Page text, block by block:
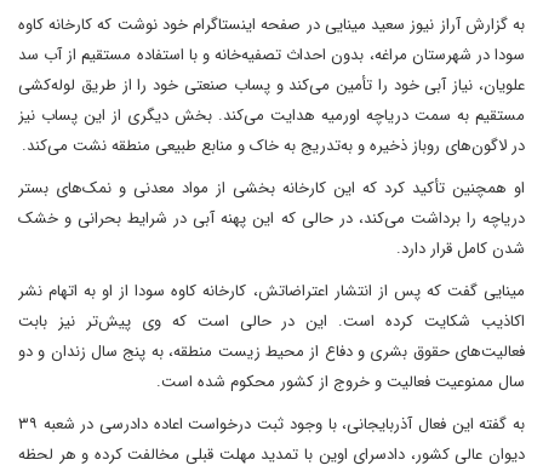
به گزارش آراز نیوز سعید مینایی در صفحه اینستاگرام خود نوشت که کارخانه کاوه
سودا در شهرستان مراغه، بدون احداث تصفیه‌خانه و با استفاده مستقیم از آب سد
علویان، نیاز آبی خود را تأمین می‌کند و پساب صنعتی خود را از طریق لوله‌کشی
مستقیم به سمت دریاچه اورمیه هدایت می‌کند. بخش دیگری از این پساب نیز
در لاگون‌های روباز ذخیره و به‌تدریج به خاک و منابع طبیعی منطقه نشت می‌کند.
او همچنین تأکید کرد که این کارخانه بخشی از مواد معدنی و نمک‌های بستر
دریاچه را برداشت می‌کند، در حالی که این پهنه آبی در شرایط بحرانی و خشک
شدن کامل قرار دارد.
مینایی گفت که پس از انتشار اعتراضاتش، کارخانه کاوه سودا از او به اتهام نشر
اکاذیب شکایت کرده است. این در حالی است که وی پیش‌تر نیز بابت
فعالیت‌های حقوق بشری و دفاع از محیط زیست منطقه، به پنج سال زندان و دو
سال ممنوعیت فعالیت و خروج از کشور محکوم شده است.
به گفته این فعال آذربایجانی، با وجود ثبت درخواست اعاده دادرسی در شعبه ۳۹
دیوان عالی کشور، دادسرای اوین با تمدید مهلت قبلی مخالفت کرده و هر لحظه